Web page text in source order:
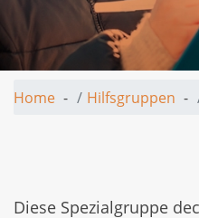
Home Hilfsgruppen
Diese Spezialgruppe